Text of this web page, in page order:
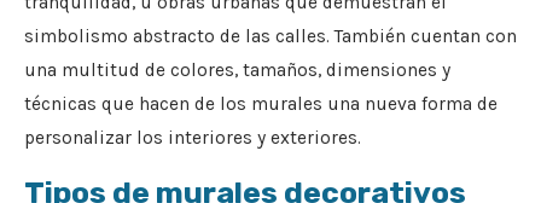
simbolismo abstracto de las calles. También cuentan con
una multitud de colores, tamaños, dimensiones y
técnicas que hacen de los murales una nueva forma de
personalizar los interiores y exteriores.
Tipos de murales decorativos